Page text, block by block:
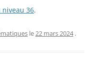
36.
le22 mars 2024 .